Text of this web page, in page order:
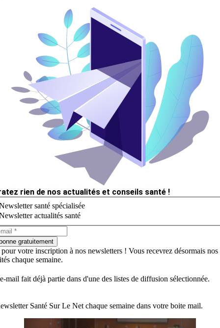
rien de nos actualités et conseils santé !
santé spécialisée
actualités santé
gratuitement
votre inscription à nos newsletters ! Vous recevrez désormais nos
chaque semaine.
mail fait déjà partie dans d'une des listes de diffusion sélectionnée.
Santé Sur Le Net chaque semaine dans votre boite mail.